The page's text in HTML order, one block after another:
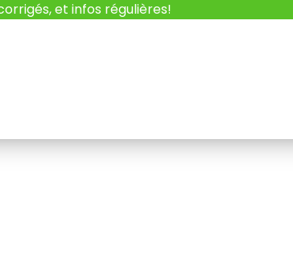
et infos régulières!